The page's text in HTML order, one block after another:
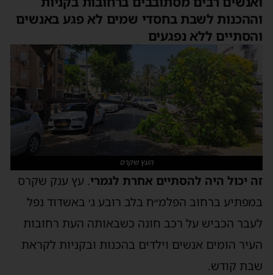
וההכנות לשבת בחסדי שמים לא פגע באנשים
והסתיים ללא נפגעים
העץ שקרס
זה יכול היה להסתיים אחרת לגמרי. עץ ענק שקרס
במפתיע ברחוב הפלמ״ח בלב רובע ג׳ באשדוד נפל
לעבר הכביש על רכב חונה כשבאותה העת רחובות
העיר הומים אנשים וילדים בהכנות ובקניות לקראת
שבת קודש.